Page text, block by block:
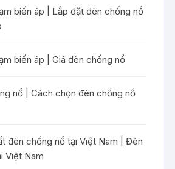
biến áp | Lắp đặt đèn chống nổ
biến áp | Giá đèn chống nổ
nổ | Cách chọn đèn chống nổ
đèn chống nổ tại Việt Nam | Đèn
Việt Nam